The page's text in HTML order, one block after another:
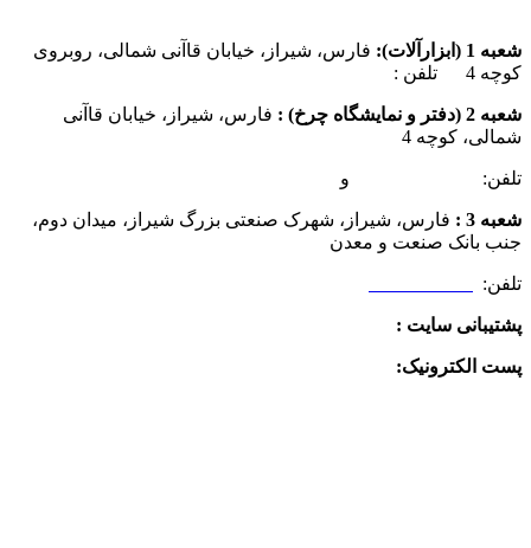
شعبه 1 (ابزارآلات):
فارس، شیراز، خیابان قاآنی شمالی، روبروی
کوچه 4 تلفن :
شعبه 2 (دفتر و نمایشگاه چرخ) :
فارس، شیراز، خیابان قاآنی
شمالی، کوچه 4
تلفن: و
شعبه 3 :
فارس، شیراز، شهرک صنعتی بزرگ شیراز، میدان دوم،
جنب بانک صنعت و معدن
تلفن:
پشتیبانی سایت :
پست الکترونیک: